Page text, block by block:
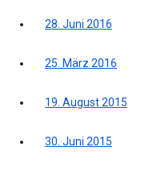
28. Juni 2016
25. März 2016
19. August 2015
30. Juni 2015